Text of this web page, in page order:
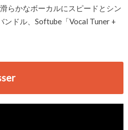
らかなボーカルにスピードとシン
ンドル、Softube「Vocal Tuner +